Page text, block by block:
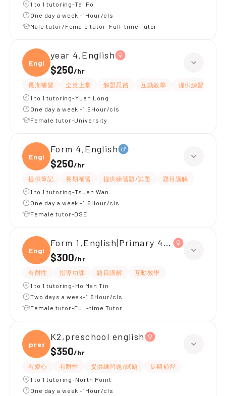
1 to 1 tutoring-Tai Po
One day a week -1Hour/cls
Male tutor/Female tutor-Full-time Tutor
Engli
year 4,English
$250/hr
長期補習 全英上堂 解題思路 互動教學
提供練習題/試題
1 to 1 tutoring-Yuen Long
One day a week -1.5Hour/cls
Female tutor-University
Engli
Form 4,English
$250/hr
提供筆記 長期補習 提供練習題/試題
題目講解
1 to 1 tutoring-Tsuen Wan
One day a week -1.5Hour/cls
Female tutor-DSE
Engli
Form 1,English|Primary 4,All Subjects
$300/hr
有耐性 指導功課 題目講解
互動教學
1 to 1 tutoring-Ho Man Tin
Two days a week-1.5Hour/cls
Female tutor-Full-time Tutor
presc
K2,preschool english
$350/hr
有愛心 有耐性 提供練習題/試題
長期補習
1 to 1 tutoring-North Point
One day a week -1Hour/cls